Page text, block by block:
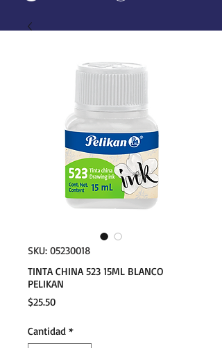
SKU: 05230018
TINTA CHINA 523 15ML BLANCO
PELIKAN
$25.50Precio
Cantidad *